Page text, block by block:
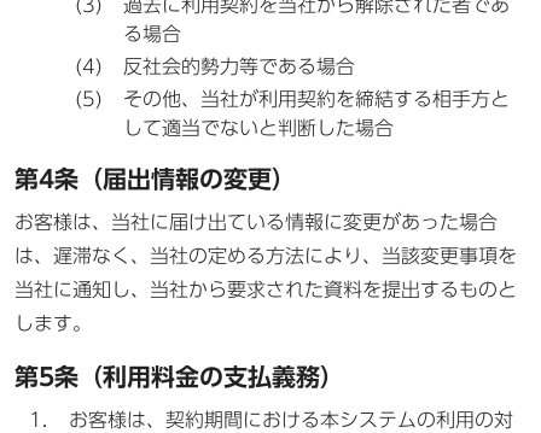
過去に利用契約を当社から解除された者であ
る場合
反社会的勢力等である場合
その他、当社が利用契約を締結する相手方と
して適当でないと判断した場合
第4条（届出情報の変更）
お客様は、当社に届け出ている情報に変更があった場合
は、遅滞なく、当社の定める方法により、当該変更事項を
当社に通知し、当社から要求された資料を提出するものと
します。
第5条（利用料金の支払義務）
お客様は、契約期間における本システムの利用の対